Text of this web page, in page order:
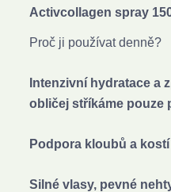
Activcollagen spray
Proč ji používat denně?
Intenzivní hydratace a
obličej stříkáme pouze
Podpora kloubů a kostí
Silné vlasy, pevné